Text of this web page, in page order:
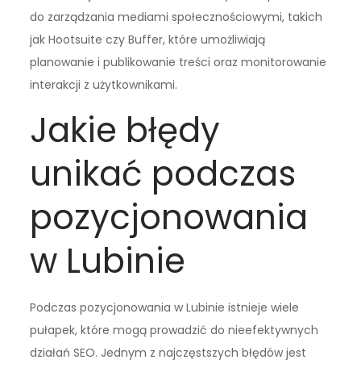
do zarządzania mediami społecznościowymi, takich
jak Hootsuite czy Buffer, które umożliwiają
planowanie i publikowanie treści oraz monitorowanie
interakcji z użytkownikami.
Jakie błędy
unikać podczas
pozycjonowania
w Lubinie
Podczas pozycjonowania w Lubinie istnieje wiele
pułapek, które mogą prowadzić do nieefektywnych
działań SEO. Jednym z najczęstszych błędów jest